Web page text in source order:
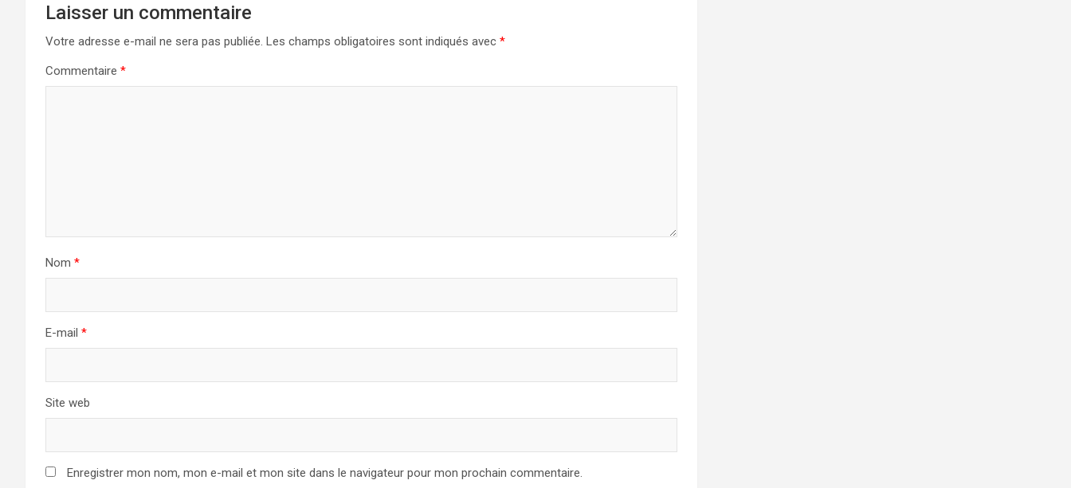
Laisser un commentaire
Votre adresse e-mail ne sera pas publiée. Les champs obligatoires sont indiqués avec *
Commentaire *
Nom *
E-mail *
Site web
Enregistrer mon nom, mon e-mail et mon site dans le navigateur pour mon prochain commentaire.